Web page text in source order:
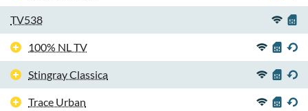
TV538
100% NL TV
Stingray Classica
Trace Urban